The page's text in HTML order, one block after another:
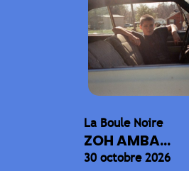
La Boule Noire
ZOH AMBA...
30 octobre 2026